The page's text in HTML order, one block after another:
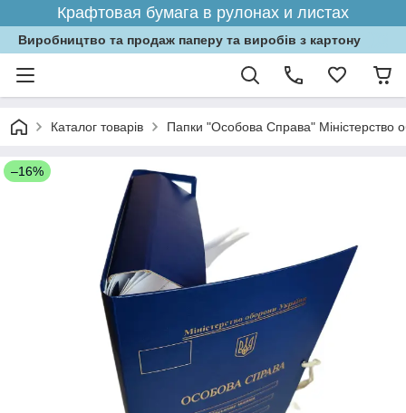
Крафтовая бумага в рулонах и листах
Виробництво та продаж паперу та виробів з картону
Каталог товарів Папки "Особова Справа" Міністерство
–16%